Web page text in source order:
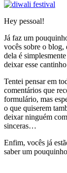
Hey pessoal!
Já faz um
vocês sobre o blog,
dela é
deixar esse
Tentei pensar em
comentários que
formulário, mas
o que quiserem
deixar ninguém
sinceras…
Enfim, vocês já
saber um